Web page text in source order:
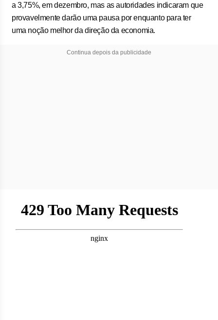
a 3,75%, em dezembro, mas as autoridades indicaram que
provavelmente darão uma pausa por enquanto para ter
uma noção melhor da direção da economia.
Continua depois da publicidade